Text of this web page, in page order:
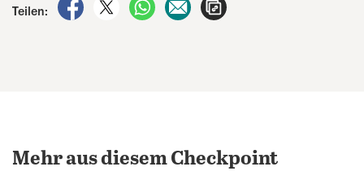
Teilen:
Mehr aus diesem Checkpoint